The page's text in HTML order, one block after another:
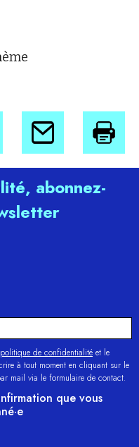
abonnez-
politique de confidentialité et le
à tout moment en cliquant sur le
mail via le formulaire de contact.
que vous